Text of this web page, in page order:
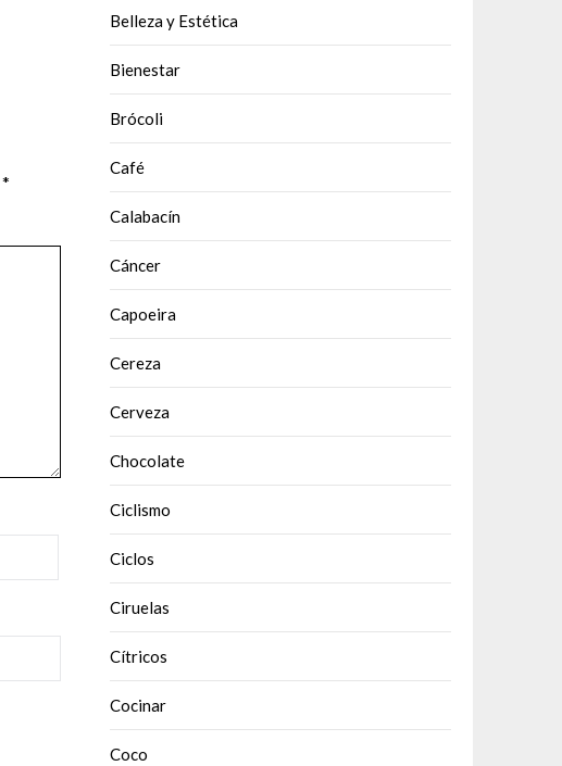
*
Belleza y Estética
Bienestar
Brócoli
Café
Calabacín
Cáncer
Capoeira
Cereza
Cerveza
Chocolate
Ciclismo
Ciclos
Ciruelas
Cítricos
Cocinar
Coco